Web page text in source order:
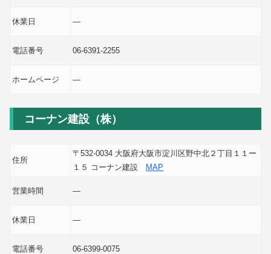
休業日 ―
電話番号 06-6391-2255
ホームページ ―
コーナン建設（株）
住所
〒532-0034 大阪府大阪市淀川区野中北２丁目１１ー
１５ コーナン建設 MAP
営業時間 ―
休業日 ―
電話番号 06-6399-0075